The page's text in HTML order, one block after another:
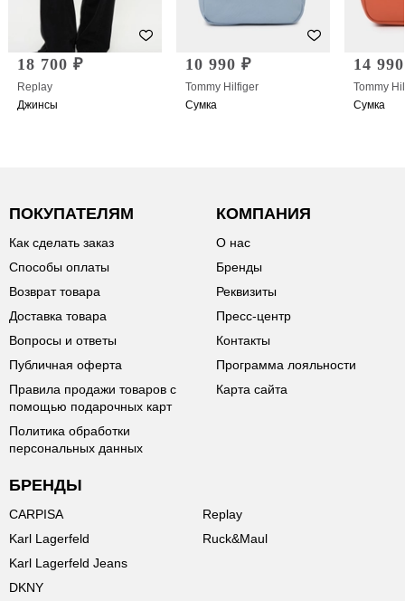
18 700 ₽
Replay
Джинсы
10 990 ₽
Tommy Hilfiger
Сумка
14
Tommy
Сумка
ПОКУПАТЕЛЯМ
Как сделать заказ
Способы оплаты
Возврат товара
Доставка товара
Вопросы и ответы
Публичная оферта
Правила продажи товаров с
помощью подарочных карт
Политика обработки
персональных данных
КОМПАНИЯ
О нас
Бренды
Реквизиты
Пресс-центр
Контакты
Программа лояльности
Карта сайта
БРЕНДЫ
CARPISA
Karl Lagerfeld
Karl Lagerfeld Jeans
DKNY
Replay
Ruck&Maul